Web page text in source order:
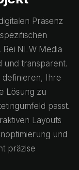
Präsenz
NLW Media
und transparent.
definieren, Ihre
Lösung zu
passt.
Layouts
und
präzise